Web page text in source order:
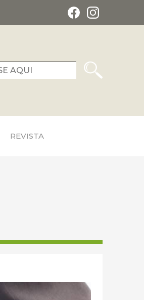
REVISTA